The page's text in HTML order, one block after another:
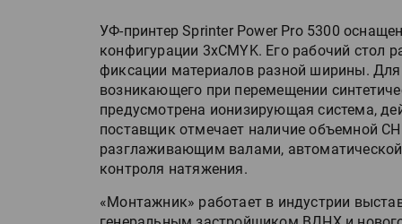
УФ-принтер Sprinter Power Pro 5300
конфигурации 3хCMYK. Его рабочий стол
фиксации материалов разной ширины. Для
возникающего при перемещении
предусмотрена ионизирующая система,
поставщик отмечает наличие объемной
разглаживающим валами,
контроля натяжения.
«Монтажник» работает в индустрии